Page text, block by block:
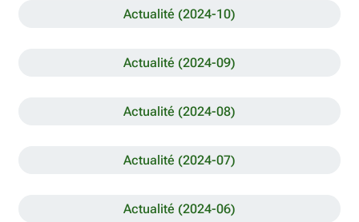
Actualité (2024-10)
Actualité (2024-09)
Actualité (2024-08)
Actualité (2024-07)
Actualité (2024-06)